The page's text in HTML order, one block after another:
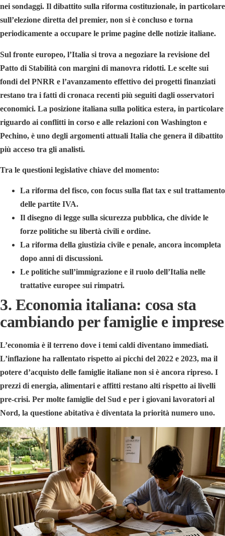
nei sondaggi. Il dibattito sulla riforma costituzionale, in particolare
sull’elezione diretta del premier, non si è concluso e torna
periodicamente a occupare le prime pagine delle notizie italiane.
Sul fronte europeo, l’Italia si trova a negoziare la revisione del
Patto di Stabilità con margini di manovra ridotti. Le scelte sui
fondi del PNRR e l’avanzamento effettivo dei progetti finanziati
restano tra i fatti di cronaca recenti più seguiti dagli osservatori
economici. La posizione italiana sulla politica estera, in particolare
riguardo ai conflitti in corso e alle relazioni con Washington e
Pechino, è uno degli argomenti attuali Italia che genera il dibattito
più acceso tra gli analisti.
Tra le questioni legislative chiave del momento:
La riforma del fisco, con focus sulla flat tax e sul trattamento
delle partite IVA.
Il disegno di legge sulla sicurezza pubblica, che divide le
forze politiche su libertà civili e ordine.
La riforma della giustizia civile e penale, ancora incompleta
dopo anni di discussioni.
Le politiche sull’immigrazione e il ruolo dell’Italia nelle
trattative europee sui rimpatri.
3. Economia italiana: cosa sta
cambiando per famiglie e imprese
L’economia è il terreno dove i temi caldi diventano immediati.
L’inflazione ha rallentato rispetto ai picchi del 2022 e 2023, ma il
potere d’acquisto delle famiglie italiane non si è ancora ripreso. I
prezzi di energia, alimentari e affitti restano alti rispetto ai livelli
pre-crisi. Per molte famiglie del Sud e per i giovani lavoratori al
Nord, la questione abitativa è diventata la priorità numero uno.